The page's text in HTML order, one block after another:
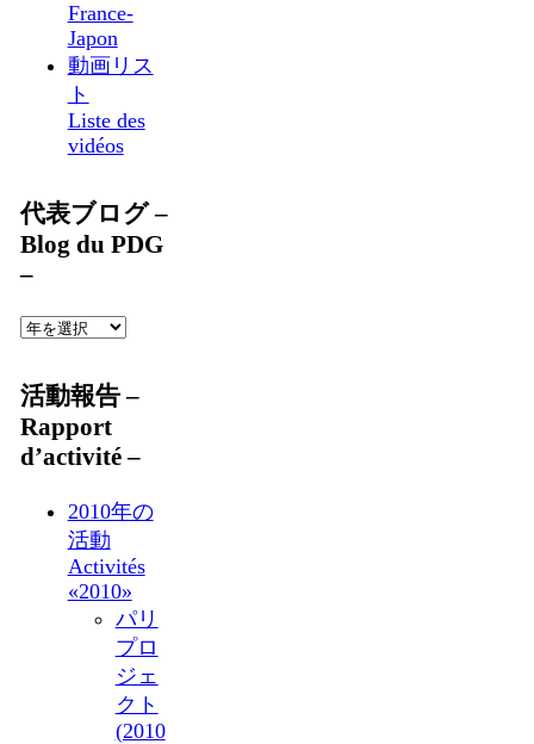
France-
Japon
動画リス
ト
Liste des
vidéos
代表ブログ –
Blog du PDG
–
活動報告 –
Rapport
d’activité –
2010年の
活動
Activités
«2010»
パリ
プロ
ジェ
クト
(2010